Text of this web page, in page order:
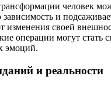
человек
и
своей
операции могут стать
эмоций.
и реальности